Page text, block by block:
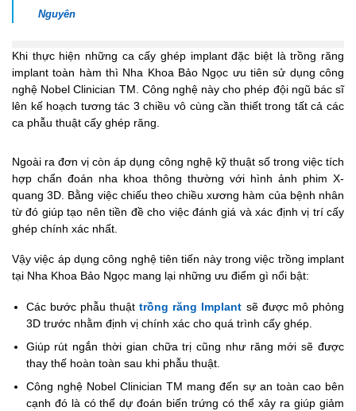
Nguyên
Khi thực hiện những ca cấy ghép implant đặc biệt là trồng răng
implant toàn hàm thì Nha Khoa Bảo Ngọc ưu tiên sử dụng công
nghệ Nobel Clinician TM. Công nghệ này cho phép đội ngũ bác sĩ
lên kế hoạch tương tác 3 chiều vô cùng cần thiết trong tất cả các
ca phẫu thuật cấy ghép răng.
Ngoài ra đơn vị còn áp dụng công nghệ kỹ thuật số trong việc tích
hợp chẩn đoán nha khoa thông thường với hình ảnh phim X-
quang 3D. Bằng việc chiếu theo chiều xương hàm của bệnh nhân
từ đó giúp tạo nên tiền đề cho việc đánh giá và xác định vị trí cấy
ghép chính xác nhất.
Vậy việc áp dụng công nghệ tiên tiến này trong việc trồng implant
tại Nha Khoa Bảo Ngọc mang lại những ưu điểm gì nổi bật:
Các bước phẫu thuậttrồng răng Implant sẽ được mô phỏng
3D trước nhằm định vị chính xác cho quá trình cấy ghép.
Giúp rút ngắn thời gian chữa trị cũng như răng mới sẽ được
thay thế hoàn toàn sau khi phẫu thuật.
Công nghệ Nobel Clinician TM mang đến sự an toàn cao bên
cạnh đó là có thể dự đoán biến trứng có thể xảy ra giúp giảm